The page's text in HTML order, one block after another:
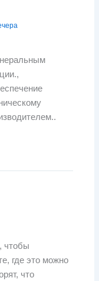
чтобы
где это можно
что